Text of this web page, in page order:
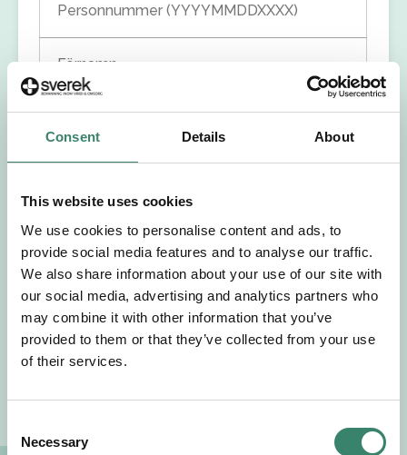
Consent Details About
This website uses cookies
We use cookies to personalise content and ads, to
provide social media features and to analyse our traffic.
We also share information about your use of our site with
our social media, advertising and analytics partners who
may combine it with other information that you’ve
provided to them or that they’ve collected from your use
of their services.
o
Necessary
Personnummer (YYYYMMDDXXXX)
Förnamn
Efternamn
Välj önskat arbetsområde
Välj önskad anställningsform
+46
Jag godkänner Sverek’s
och